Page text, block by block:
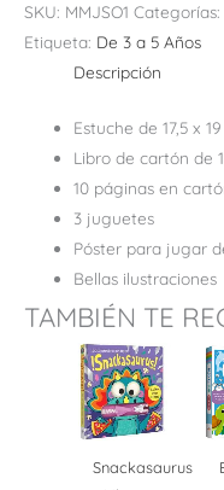
SKU: MMJSO1 Categorías:
Etiqueta: De 3 a 5 Años
Descripción
Estuche de 17,5 x
Libro de cartón de
10 páginas en
3 juguetes
Póster para jugar
Bellas ilustraciones
TAMBIÉN TE
Snackasaurus